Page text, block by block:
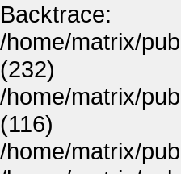
Backtrace:
/home/matrix/
(232)
/home/matrix/
(116)
/home/matrix/